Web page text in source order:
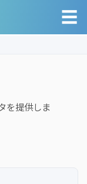
☰
を提供しま